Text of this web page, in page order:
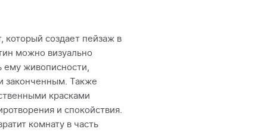
который создает пейзаж в
можно визуально
ему живописности,
законченным. Также
красками
и спокойствия.
комнату в часть